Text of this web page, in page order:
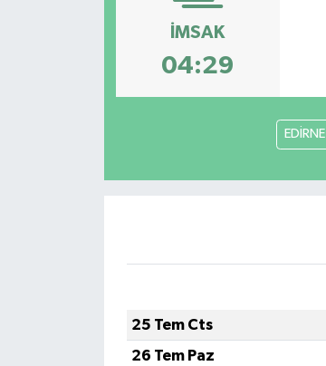
İMSAK
04:29
EDİRNE
25 Tem Cts
26 Tem Paz